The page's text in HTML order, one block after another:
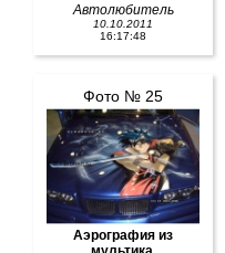
Автолюбитель
10.10.2011
16:17:48
Фото № 25
Аэрография из